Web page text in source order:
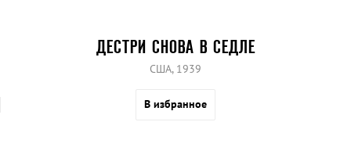
ДЕСТРИ СНОВА В СЕДЛЕ
США, 1939
В избранное